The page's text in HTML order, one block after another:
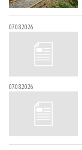
07.08.2026
07.08.2026